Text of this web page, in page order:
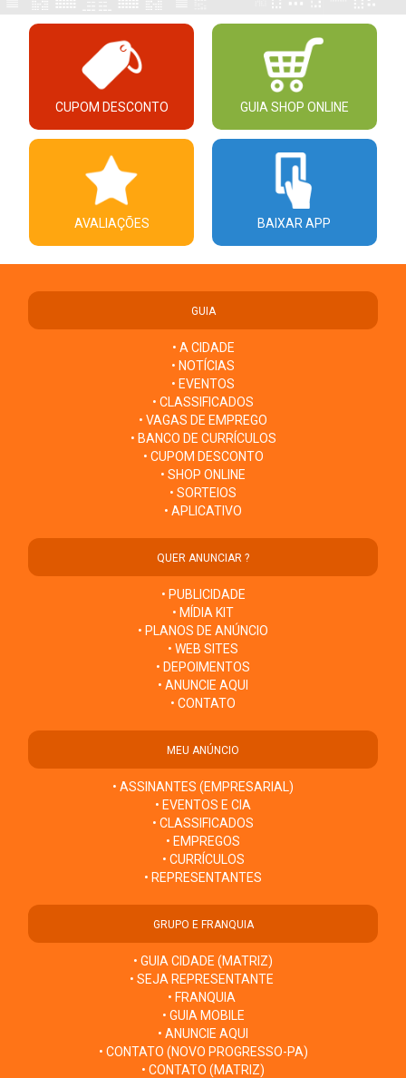
CUPOM DESCONTO GUIA SHOP ONLINE
AVALIAÇÕES BAIXAR APP
GUIA
• A CIDADE
• NOTÍCIAS
• EVENTOS
• CLASSIFICADOS
• VAGAS DE EMPREGO
• BANCO DE CURRÍCULOS
• CUPOM DESCONTO
• SHOP ONLINE
• SORTEIOS
• APLICATIVO
QUER ANUNCIAR ?
• PUBLICIDADE
• MÍDIA KIT
• PLANOS DE ANÚNCIO
• WEB SITES
• DEPOIMENTOS
• ANUNCIE AQUI
• CONTATO
MEU ANÚNCIO
• ASSINANTES (EMPRESARIAL)
• EVENTOS E CIA
• CLASSIFICADOS
• EMPREGOS
• CURRÍCULOS
• REPRESENTANTES
GRUPO E FRANQUIA
• GUIA CIDADE (MATRIZ)
• SEJA REPRESENTANTE
• FRANQUIA
• GUIA MOBILE
• ANUNCIE AQUI
• CONTATO (NOVO PROGRESSO-PA)
• CONTATO (MATRIZ)